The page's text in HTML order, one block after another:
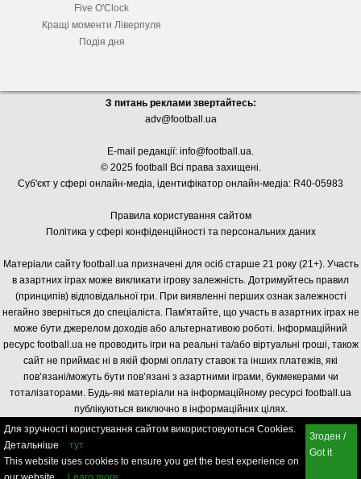
Five O'Clock
Кращі моменти Ліверпуля
Подія дня
З питань реклами звертайтесь:
adv@football.ua
E-mail редакції: info@football.ua.
© 2025 football Всі права захищені.
Суб'єкт у сфері онлайн-медіа, ідентифікатор онлайн-медіа: R40-05983
Правила користування сайтом
Політика у сфері конфіденційності та персональних даних
Матеріали сайту football.ua призначені для осіб старше 21 року (21+). Участь
в азартних іграх може викликати ігрову залежність. Дотримуйтесь правил
(принципів) відповідальної гри. При виявленні перших ознак залежності
негайно зверніться до спеціаліста. Пам'ятайте, що участь в азартних іграх не
може бути джерелом доходів або альтернативою роботі. Інформаційний
ресурс football.ua не проводить ігри на реальні та/або віртуальні гроші, також
сайт не приймає ні в якій формі оплату ставок та інших платежів, які
пов’язані/можуть бути пов’язані з азартними іграми, букмекерами чи
тоталізаторами. Будь-які матеріали на інформаційному ресурсі football.ua
публікуються виключно в інформаційних цілях.
Для зручності користування сайтом використовуються Cookies.
Детальніше
тут
This website uses cookies to ensure you get the best experience on
Згоден /
Got it